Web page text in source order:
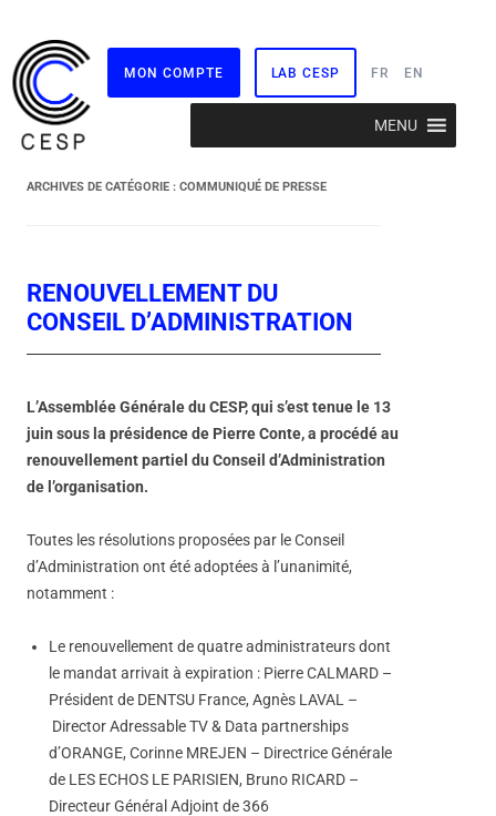
MON COMPTE LAB CESP FR EN
MENU
ARCHIVES DE CATÉGORIE : COMMUNIQUÉ DE PRESSE
RENOUVELLEMENT DU
CONSEIL D’ADMINISTRATION
L’Assemblée Générale du CESP, qui s’est tenue le 13
juin sous la présidence de Pierre Conte, a procédé au
renouvellement partiel du Conseil d’Administration
de l’organisation.
Toutes les résolutions proposées par le Conseil
d’Administration ont été adoptées à l’unanimité,
notamment :
Le renouvellement de quatre administrateurs dont
le mandat arrivait à expiration : Pierre CALMARD –
Président de DENTSU France, Agnès LAVAL –
Director Adressable TV & Data partnerships
d’ORANGE, Corinne MREJEN – Directrice Générale
de LES ECHOS LE PARISIEN, Bruno RICARD –
Directeur Général Adjoint de 366